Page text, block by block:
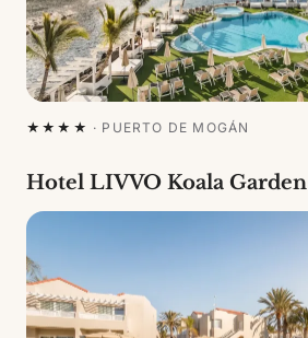
★★★★ · PUERTO DE MOGÁN
Hotel LIVVO Koala Garden